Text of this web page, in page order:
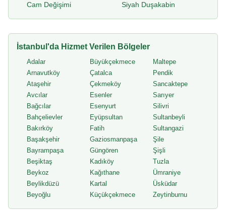
Cam Değişimi
Siyah Duşakabin
İstanbul'da Hizmet Verilen Bölgeler
Adalar
Arnavutköy
Ataşehir
Avcılar
Bağcılar
Bahçelievler
Bakırköy
Başakşehir
Bayrampaşa
Beşiktaş
Beykoz
Beylikdüzü
Beyoğlu
Büyükçekmece
Çatalca
Çekmeköy
Esenler
Esenyurt
Eyüpsultan
Fatih
Gaziosmanpaşa
Güngören
Kadıköy
Kağıthane
Kartal
Küçükçekmece
Maltepe
Pendik
Sancaktepe
Sarıyer
Silivri
Sultanbeyli
Sultangazi
Şile
Şişli
Tuzla
Ümraniye
Üsküdar
Zeytinburnu